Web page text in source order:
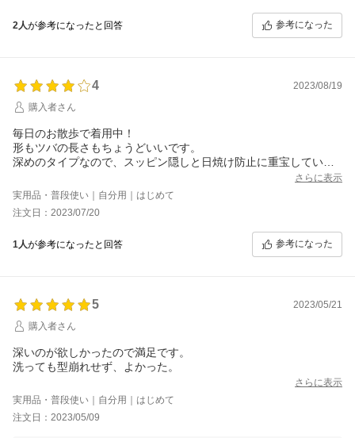
またのご縁をスタッフ一同お待ちしております。
2人が参考になったと回答 参考になった
4
2023/08/19
購入者さん
毎日のお散歩で着用中！
形もツバの長さもちょうどいいです。
深めのタイプなので、スッピン隠しと日焼け防止に重宝していま
頭がかなり小さい方ですが、サイズ調整ベルトの範囲が広いの
で、ピッタリに調整できています。
概ね満足なのですが、素材が予想以上に「布」っていう感じで、
もう少ししっかりとした染色だと良かったのにな。
さらに表示
実用品・普段使い｜自分用｜はじめて
注文日：2023/07/20
1人が参考になったと回答 参考になった
5
2023/05/21
購入者さん
深いのが欲しかったので満足です。
洗っても型崩れせず、よかった。
さらに表示
実用品・普段使い｜自分用｜はじめて
注文日：2023/05/09